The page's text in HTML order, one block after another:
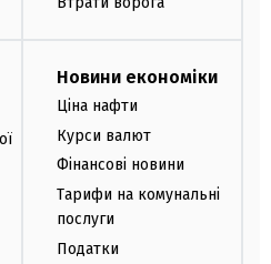
Новини економіки
Ціна нафти
Курси валют
Фінансові новини
Тарифи на комунальні
послуги
Податки